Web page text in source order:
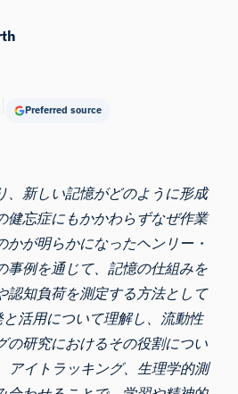
Preferred source
、新しい記憶がどのように形成
健忘症にもかかわらずなぜ作業
かが明らかになったヘンリー・
事例を通じて、記憶の仕組みを
認知負荷を測定する方法として
活用について理解し、流動性
の研究におけるその役割につい
アイトラッキング、生理学的測